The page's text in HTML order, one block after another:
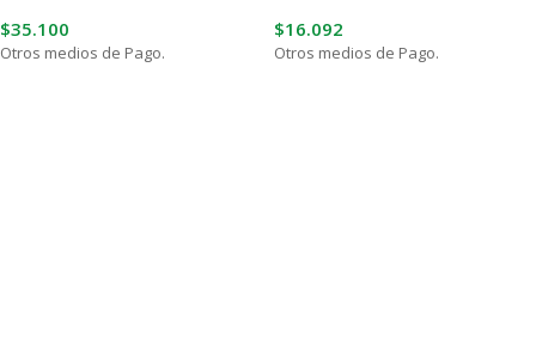
$35.100
Otros medios de Pago.
$16.092
Otros medios de Pago.